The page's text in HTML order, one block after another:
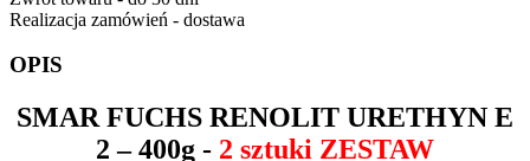
Realizacja zamówień - dostawa
OPIS
SMAR FUCHS RENOLIT URETHYN E
2 – 400g - 2 sztuki ZESTAW